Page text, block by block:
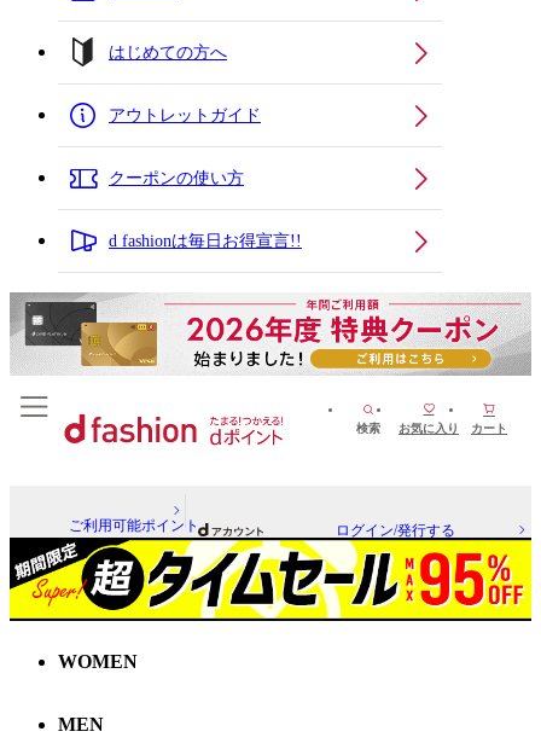
はじめての方へ
アウトレットガイド
クーポンの使い方
d fashionは毎日お得宣言!!
検索 お気に入り カート
ご利用可能ポイント ログイン/発行する
WOMEN
MEN